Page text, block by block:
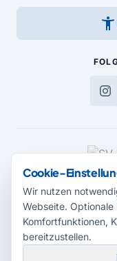
accessibility_new
MEDIENPARTNER
Cookie-
Wir nutzen
Webseite. Optionale
Komfortfunktionen,
bereitzustellen.